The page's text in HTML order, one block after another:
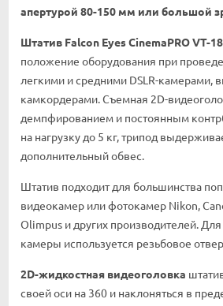
апертурой 80-150 мм или большой
Штатив Falcon Eyes CinemaPRO VT-
положение оборудования при
легкими и средними DSLR-камерами,
камкордерами. Съемная 2D-
демпфированием и постоянным
на нагрузку до 5 кг, трипод
дополнительный обвес.
Штатив подходит для большинства
видеокамер или фотокамер Nikon,
Olimpus и других производителей. Для
камеры используется резьбовое
2D-жидкостная видеоголовка
своей оси на 360 и наклоняться в